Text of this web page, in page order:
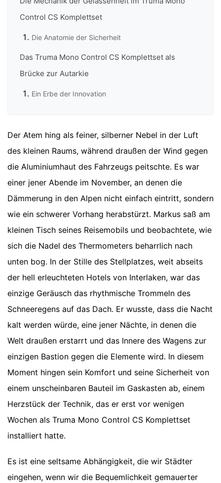
Control CS Komplettset
Die Anatomie der Sicherheit
Das Truma Mono Control CS Komplettset als
Brücke zur Autarkie
Ein Erbe der Innovation
Der Atem hing als feiner, silberner Nebel in der Luft
des kleinen Raums, während draußen der Wind gegen
die Aluminiumhaut des Fahrzeugs peitschte. Es war
einer jener Abende im November, an denen die
Dämmerung in den Alpen nicht einfach eintritt, sondern
wie ein schwerer Vorhang herabstürzt. Markus saß am
kleinen Tisch seines Reisemobils und beobachtete, wie
sich die Nadel des Thermometers beharrlich nach
unten bog. In der Stille des Stellplatzes, weit abseits
der hell erleuchteten Hotels von Interlaken, war das
einzige Geräusch das rhythmische Trommeln des
Schneeregens auf das Dach. Er wusste, dass die Nacht
kalt werden würde, eine jener Nächte, in denen die
Welt draußen erstarrt und das Innere des Wagens zur
einzigen Bastion gegen die Elemente wird. In diesem
Moment hingen sein Komfort und seine Sicherheit von
einem unscheinbaren Bauteil im Gaskasten ab, einem
Herzstück der Technik, das er erst vor wenigen
Wochen als Truma Mono Control CS Komplettset
installiert hatte.
Es ist eine seltsame Abhängigkeit, die wir Städter
eingehen, wenn wir die Bequemlichkeit gemauerter